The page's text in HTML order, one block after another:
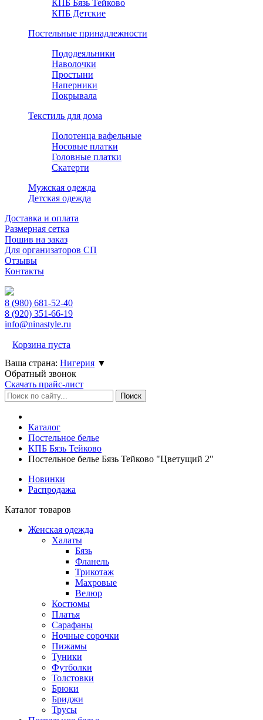
КПБ Бязь Тейково
КПБ Детские
Постельные принадлежности
Пододеяльники
Наволочки
Простыни
Наперники
Покрывала
Текстиль для дома
Полотенца вафельные
Носовые платки
Головные платки
Скатерти
Мужская одежда
Детская одежда
Доставка и оплата
Размерная сетка
Пошив на заказ
Для организаторов СП
Отзывы
Контакты
8 (980) 681-52-40
8 (920) 351-66-19
info@ninastyle.ru
Корзина пуста
Ваша страна: Нигерия ▼
Обратный звонок
Скачать прайс-лист
Каталог
Постельное белье
КПБ Бязь Тейково
Постельное белье Бязь Тейково "Цветущий 2"
Новинки
Распродажа
Каталог товаров
Женская одежда
Халаты
Бязь
Фланель
Трикотаж
Махровые
Велюр
Костюмы
Платья
Сарафаны
Ночные сорочки
Пижамы
Туники
Футболки
Толстовки
Брюки
Бриджи
Трусы